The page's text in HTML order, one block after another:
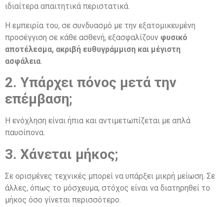
ιδιαίτερα απαιτητικά περιστατικά.
Η εμπειρία του, σε συνδυασμό με την εξατομικευμένη
προσέγγιση σε κάθε ασθενή, εξασφαλίζουν φυσικό
αποτέλεσμα, ακριβή ευθυγράμμιση και μέγιστη
ασφάλεια
2. Υπάρχει πόνος μετά την
επέμβαση;
Η ενόχληση είναι ήπια και αντιμετωπίζεται με απλά
παυσίπονα.
3. Χάνεται μήκος;
Σε ορισμένες τεχνικές μπορεί να υπάρξει μικρή μείωση. Σε
άλλες, όπως το μόσχευμα, στόχος είναι να διατηρηθεί το
μήκος όσο γίνεται περισσότερο.